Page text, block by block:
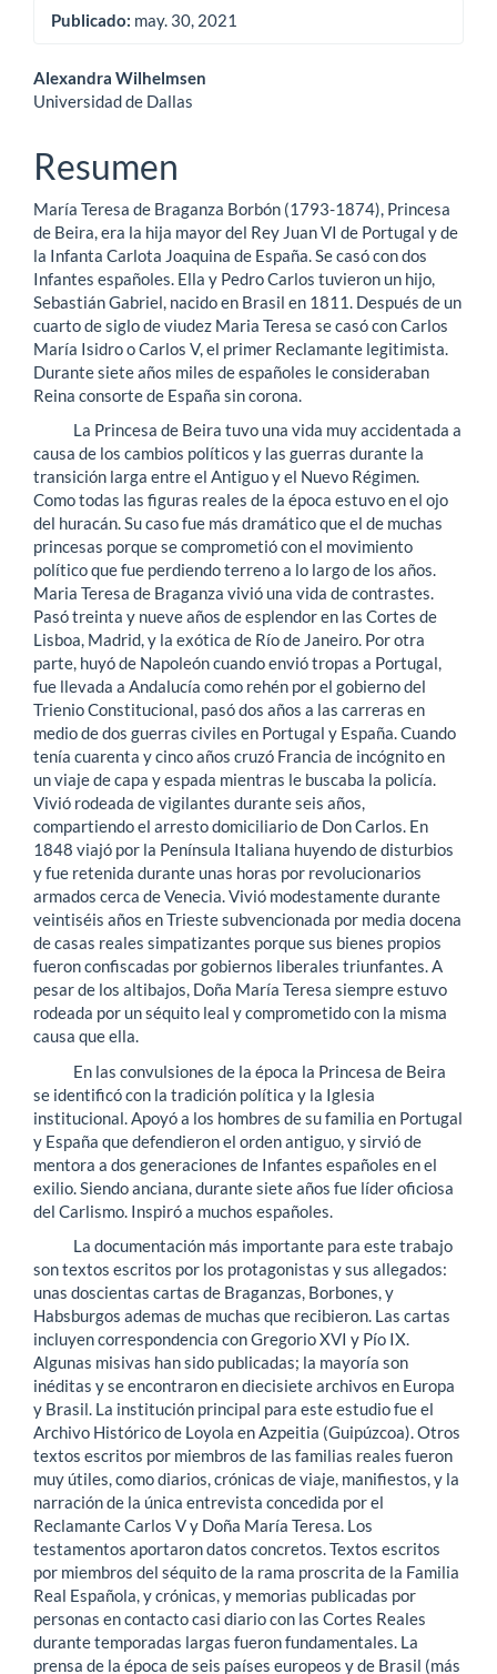
Publicado: may. 30, 2021
Contenido
del
artículo
Alexandra Wilhelmsen
Universidad de Dallas
Resumen
María Teresa de Braganza Borbón (1793-1874), Princesa
de Beira, era la hija mayor del Rey Juan VI de Portugal y de
la Infanta Carlota Joaquina de España. Se casó con dos
Infantes españoles. Ella y Pedro Carlos tuvieron un hijo,
Sebastián Gabriel, nacido en Brasil en 1811. Después de un
cuarto de siglo de viudez Maria Teresa se casó con Carlos
María Isidro o Carlos V, el primer Reclamante legitimista.
Durante siete años miles de españoles le consideraban
Reina consorte de España sin corona.
La Princesa de Beira tuvo una vida muy accidentada a
causa de los cambios políticos y las guerras durante la
transición larga entre el Antiguo y el Nuevo Régimen.
Como todas las figuras reales de la época estuvo en el ojo
del huracán. Su caso fue más dramático que el de muchas
princesas porque se comprometió con el movimiento
político que fue perdiendo terreno a lo largo de los años.
Maria Teresa de Braganza vivió una vida de contrastes.
Pasó treinta y nueve años de esplendor en las Cortes de
Lisboa, Madrid, y la exótica de Río de Janeiro. Por otra
parte, huyó de Napoleón cuando envió tropas a Portugal,
fue llevada a Andalucía como rehén por el gobierno del
Trienio Constitucional, pasó dos años a las carreras en
medio de dos guerras civiles en Portugal y España. Cuando
tenía cuarenta y cinco años cruzó Francia de incógnito en
un viaje de capa y espada mientras le buscaba la policía.
Vivió rodeada de vigilantes durante seis años,
compartiendo el arresto domiciliario de Don Carlos. En
1848 viajó por la Península Italiana huyendo de disturbios
y fue retenida durante unas horas por revolucionarios
armados cerca de Venecia. Vivió modestamente durante
veintiséis años en Trieste subvencionada por media docena
de casas reales simpatizantes porque sus bienes propios
fueron confiscadas por gobiernos liberales triunfantes. A
pesar de los altibajos, Doña María Teresa siempre estuvo
rodeada por un séquito leal y comprometido con la misma
causa que ella.
En las convulsiones de la época la Princesa de Beira
se identificó con la tradición política y la Iglesia
institucional. Apoyó a los hombres de su familia en Portugal
y España que defendieron el orden antiguo, y sirvió de
mentora a dos generaciones de Infantes españoles en el
exilio. Siendo anciana, durante siete años fue líder oficiosa
del Carlismo. Inspiró a muchos españoles.
La documentación más importante para este trabajo
son textos escritos por los protagonistas y sus allegados:
unas doscientas cartas de Braganzas, Borbones, y
Habsburgos ademas de muchas que recibieron. Las cartas
incluyen correspondencia con Gregorio XVI y Pío IX.
Algunas misivas han sido publicadas; la mayoría son
inéditas y se encontraron en diecisiete archivos en Europa
y Brasil. La institución principal para este estudio fue el
Archivo Histórico de Loyola en Azpeitia (Guipúzcoa). Otros
textos escritos por miembros de las familias reales fueron
muy útiles, como diarios, crónicas de viaje, manifiestos, y la
narración de la única entrevista concedida por el
Reclamante Carlos V y Doña María Teresa. Los
testamentos aportaron datos concretos. Textos escritos
por miembros del séquito de la rama proscrita de la Familia
Real Española, y crónicas, y memorias publicadas por
personas en contacto casi diario con las Cortes Reales
durante temporadas largas fueron fundamentales. La
prensa de la época de seis países europeos y de Brasil (más